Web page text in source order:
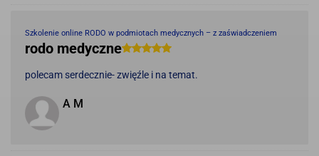
Szkolenie online RODO w podmiotach medycznych – z zaświadczeniem
rodo medyczne
polecam serdecznie- zwięźle i na temat.
A M